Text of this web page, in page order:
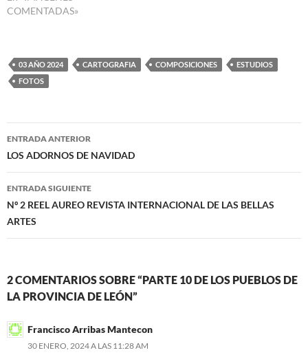
COMENTADAS»
03 AÑO 2024 CARTOGRAFIA COMPOSICIONES
ESTUDIOS
FOTOS
Navegación
de
entradas
ENTRADA ANTERIOR
LOS ADORNOS DE NAVIDAD
ENTRADA SIGUIENTE
Nº 2 REEL AUREO REVISTA INTERNACIONAL DE LAS BELLAS
ARTES
2 COMENTARIOS SOBRE “PARTE 10 DE LOS PUEBLOS DE
LA PROVINCIA DE LEÓN”
Francisco Arribas Mantecon
30 ENERO, 2024 A LAS 11:28 AM